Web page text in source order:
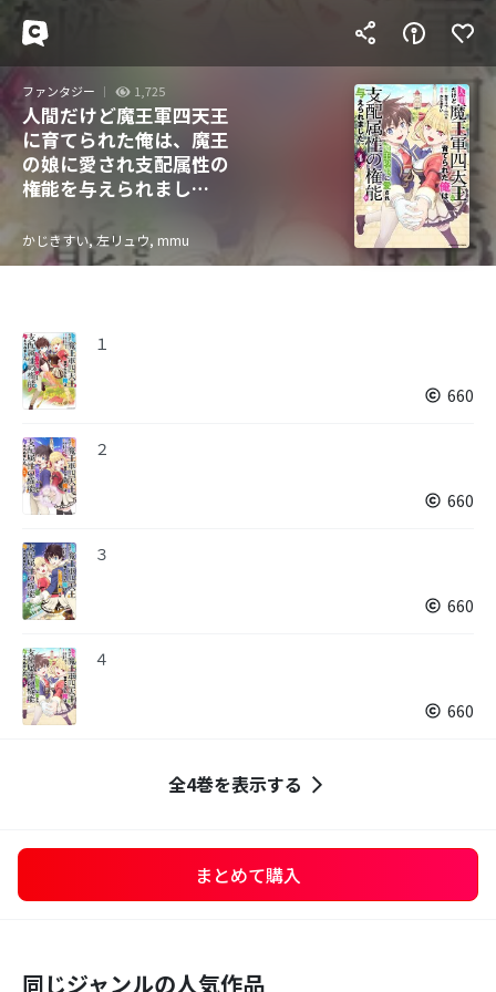
ファンタジー 1,725
人間だけど魔王軍四天王
に育てられた俺は、魔王
の娘に愛され支配属性の
権能を与えられまし
princess～
かじきすい, 左リュウ, mmu
１
660
２
660
３
660
４
660
全4巻を表示する
まとめて購入
同じジャンルの人気作品